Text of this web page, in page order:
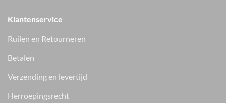
Klantenservice
Ruilen en Retourneren
Betalen
Verzending en levertijd
Herroepingsrecht